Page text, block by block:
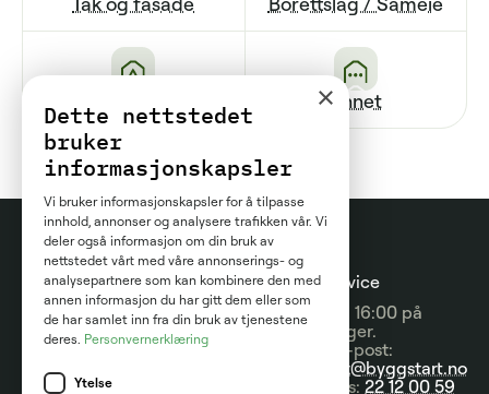
Annet
Prosjektguider
Prisguider
Artikler
Nyheter
For
entreprenører
Om tjenesten
Kundeservice
09:00 - 16:00 på
hverdager.
Send e-post:
kontakt@byggstart.no
Ring oss: 22 12 00 59
×
Dette nettstedet
bruker
informasjonskapsler
Vi bruker informasjonskapsler for å tilpasse
innhold, annonser og analysere trafikken vår. Vi
deler også informasjon om din bruk av
nettstedet vårt med våre annonserings- og
analysepartnere som kan kombinere den med
annen informasjon du har gitt dem eller som
de har samlet inn fra din bruk av tjenestene
deres. Personvernerklæring
Ytelse